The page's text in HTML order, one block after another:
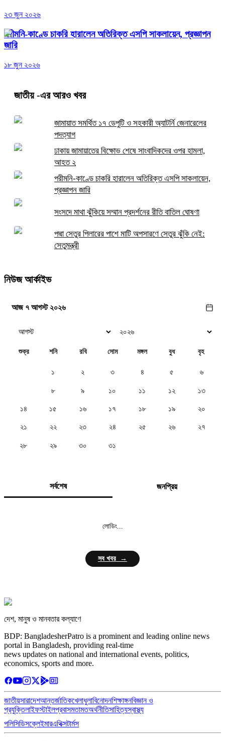
২৩ জুন ২০২৬
পরীমনি-কাণ্ডে চাকরি হারালেন অতিরিক্ত এসপি সাকলায়েন, প্রজ্ঞাপন
জারি
১৮ জুন ২০২৬
জাতীয়-এর আরও খবর
জামায়াত সমর্থিত ১৭ ডেপুটি ও সহকারী অ্যাটর্নি জেনারেলের
পদত্যাগ
ঢাকায় জামায়াতের বিক্ষোভ শেষে সাংবাদিকদের ওপর হামলা,
আহত ২
পরীমনি-কাণ্ডে চাকরি হারালেন অতিরিক্ত এসপি সাকলায়েন,
প্রজ্ঞাপন জারি
সংসদে মাথা ঝুঁকিয়ে সম্মান প্রদর্শনের রীতি বাতিল ঘোষণা
পদ্মা সেতুর পিলারের পাশে মাটি অপসারণে সেতুর ঝুঁকি নেই:
সেতুমন্ত্রী
নিউজ আর্কাইভ
আজ ৭ আগস্ট ২০২৬
শুক্র শনি রবি সোম মঙ্গল বুধ বৃহ
১ ২ ৩ ৪ ৫ ৬
৮ ৯ ১০ ১১ ১২ ১৩
১৪ ১৫ ১৬ ১৭ ১৮ ১৯ ২০
২১ ২২ ২৩ ২৪ ২৫ ২৬ ২৭
২৮ ২৯ ৩০ ৩১
সর্বশেষ জনপ্রিয়
লোডিং...
সব খবর →
দেশ, মানুষ ও মানবতার কল্যাণে
BDP: BangladesherPatro is a prominent and leading online news
portal in Bangladesh, providing real-time
news updates on national and international events, politics,
economics, sports and more.
জাতীয়সারাদেশআন্তর্জাতিকখেলাধুলাবিনোদনশিক্ষাঙ্গনবিজ্ঞান ও
প্রযুক্তিলাইফস্টাইলপ্রবাসমতামতঅর্থনীতিসাহিত্যস্বাস্থ্য
পলিসিডিসক্লেইমারএথিক্সটার্মস